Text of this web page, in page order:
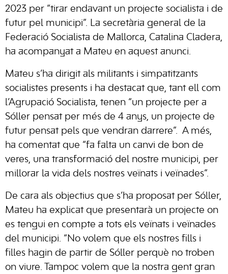
2023 per “tirar endavant un projecte socialista i de
futur pel municipi”. La secretària general de la
Federació Socialista de Mallorca, Catalina Cladera,
ha acompanyat a Mateu en aquest anunci.
Mateu s’ha dirigit als militants i simpatitzants
socialistes presents i ha destacat que, tant ell com
l’Agrupació Socialista, tenen “un projecte per a
Sóller pensat per més de 4 anys, un projecte de
futur pensat pels que vendran darrere”. A més,
ha comentat que “fa falta un canvi de bon de
veres, una transformació del nostre municipi, per
millorar la vida dels nostres veïnats i veïnades”.
De cara als objectius que s’ha proposat per Sóller,
Mateu ha explicat que presentarà un projecte on
es tengui en compte a tots els veïnats i veïnades
del municipi. “No volem que els nostres fills i
filles hagin de partir de Sóller perquè no troben
on viure. Tampoc volem que la nostra gent gran